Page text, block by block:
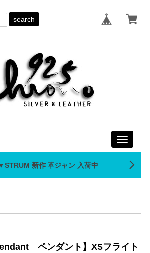
search
Toggle
▼STRUM 新作 革ジャン 入荷中
ペンダント】XSフライト